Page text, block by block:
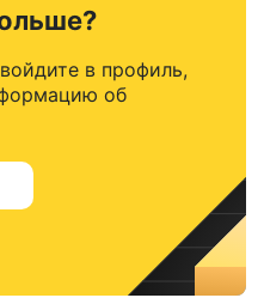
в профиль,
об